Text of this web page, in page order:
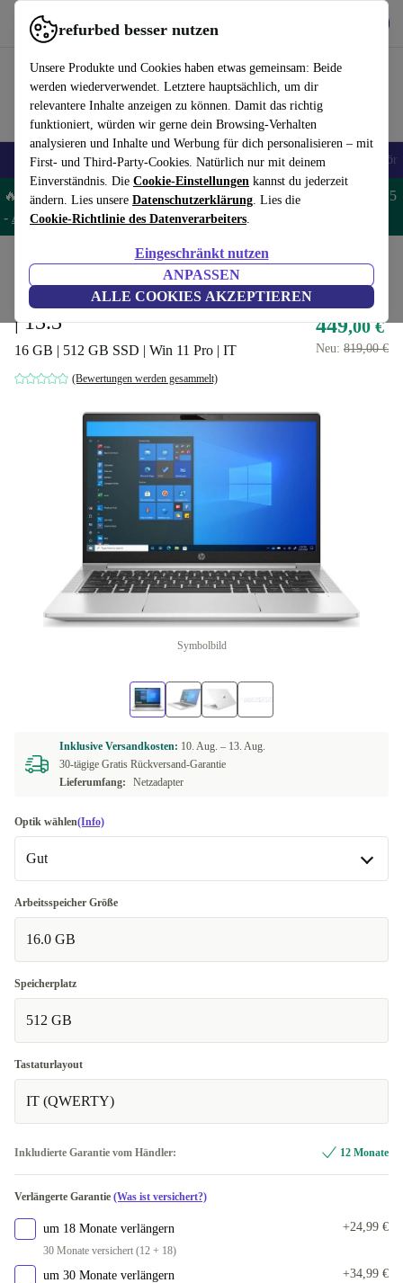
refurbed besser nutzen
Unsere Produkte und Cookies haben etwas gemeinsam: Beide
werden wiederverwendet. Letztere hauptsächlich, um dir
relevantere Inhalte anzeigen zu können. Damit das richtig
funktioniert, würden wir gerne dein Browsing-Verhalten
analysieren und Inhalte und Werbung für dich personalisieren – mit
First- und Third-Party-Cookies. Natürlich nur mit deinem
Einverständnis. Die Cookie-Einstellungen kannst du jederzeit
ändern. Lies unsere Datenschutzerklärung. Lies die
Cookie-Richtlinie des Datenverarbeiters.
Eingeschränkt nutzen
ANPASSEN
ALLE COOKIES AKZEPTIEREN
refurbed schnell und einfach nutzen
🎒 Back to school Handys Laptops Tablets Smartwatches Zubehör
🔥 Spare 5% EXTRA auf MacBooks und iPads – Code: MACPAD5
- AGB
Laptops HP Laptops
HP ProBook 430 G8 | i7-1165G7
| 13.3"
16 GB | 512 GB SSD | Win 11 Pro | IT
(Bewertungen werden gesammelt)
449,00 €
Neu: 819,00 €
Symbolbild
Inklusive Versandkosten: 10. Aug. – 13. Aug.
30-tägige Gratis Rückversand-Garantie
Lieferumfang:
Netzadapter
Optik wählen(Info)
Gut
Gut
Sehr gut
Arbeitsspeicher Größe
16.0 GB
Speicherplatz
512 GB
Tastaturlayout
IT (QWERTY)
Inkludierte Garantie vom Händler: 12 Monate
Verlängerte Garantie (Was ist versichert?)
um 18 Monate verlängern
30 Monate versichert (12 + 18)
+24,99 €
um 30 Monate verlängern +34,99 €